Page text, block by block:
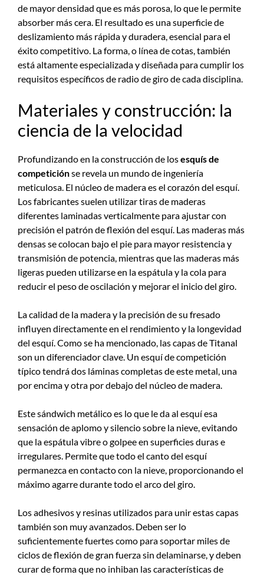
de mayor densidad que es más porosa, lo que le permite
absorber más cera. El resultado es una superficie de
deslizamiento más rápida y duradera, esencial para el
éxito competitivo. La forma, o línea de cotas, también
está altamente especializada y diseñada para cumplir los
requisitos específicos de radio de giro de cada disciplina.
Materiales y construcción: la
ciencia de la velocidad
Profundizando en la construcción de losesquís de
competiciónse revela un mundo de ingeniería
meticulosa. El núcleo de madera es el corazón del esquí.
Los fabricantes suelen utilizar tiras de maderas
diferentes laminadas verticalmente para ajustar con
precisión el patrón de flexión del esquí. Las maderas más
densas se colocan bajo el pie para mayor resistencia y
transmisión de potencia, mientras que las maderas más
ligeras pueden utilizarse en la espátula y la cola para
reducir el peso de oscilación y mejorar el inicio del giro.
La calidad de la madera y la precisión de su fresado
influyen directamente en el rendimiento y la longevidad
del esquí. Como se ha mencionado, las capas de Titanal
son un diferenciador clave. Un esquí de competición
típico tendrá dos láminas completas de este metal, una
por encima y otra por debajo del núcleo de madera.
Este sándwich metálico es lo que le da al esquí esa
sensación de aplomo y silencio sobre la nieve, evitando
que la espátula vibre o golpee en superficies duras e
irregulares. Permite que todo el canto del esquí
permanezca en contacto con la nieve, proporcionando el
máximo agarre durante todo el arco del giro.
Los adhesivos y resinas utilizados para unir estas capas
también son muy avanzados. Deben ser lo
suficientemente fuertes como para soportar miles de
ciclos de flexión de gran fuerza sin delaminarse, y deben
curar de forma que no inhiban las características de